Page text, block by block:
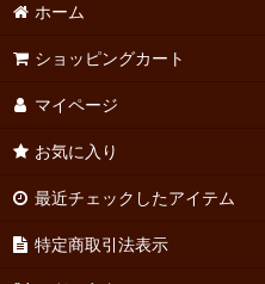
ホーム
ショッピングカート
マイページ
お気に入り
最近チェックしたアイテム
特定商取引法表示